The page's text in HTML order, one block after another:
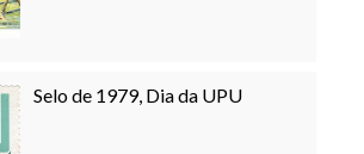
Selo de 1979, Dia da UPU